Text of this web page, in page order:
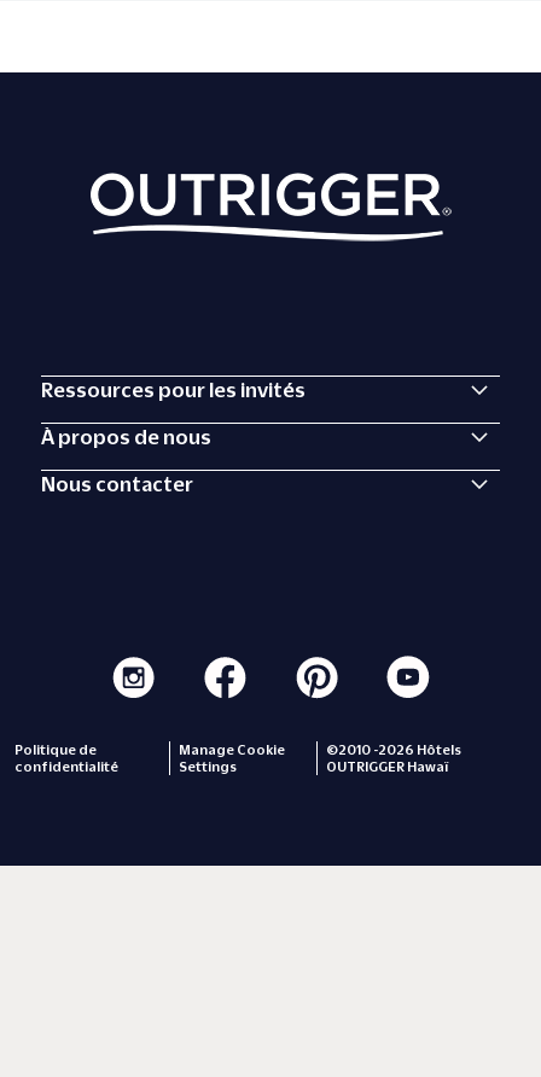
Ressources pour les invités
À propos de nous
Nous contacter
Politique de
confidentialité
Manage Cookie
Settings
©2010 -2026 Hôtels
OUTRIGGER Hawaï